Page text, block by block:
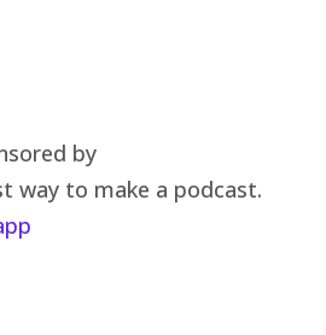
by
way to make a podcast.